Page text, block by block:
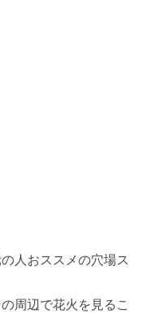
人おススメの穴場ス
周辺で花火を見るこ